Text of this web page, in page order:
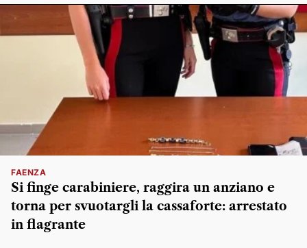
FAENZA
Si finge carabiniere, raggira un anziano e
torna per svuotargli la cassaforte: arrestato
in flagrante